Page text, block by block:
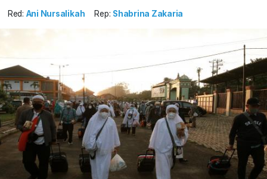
Red: Ani Nursalikah Rep: Shabrina Zakaria